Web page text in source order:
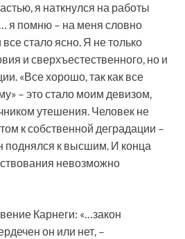
я наткнулся на работы
я помню – на меня словно
стало ясно. Я не только
и сверхъестественного, но и
«Все хорошо, так как все
– это стало моим девизом,
утешения. Человек не
к собственной деградации –
поднялся к высшим. И конца
невозможно
Карнеги: «…закон
он или нет, –